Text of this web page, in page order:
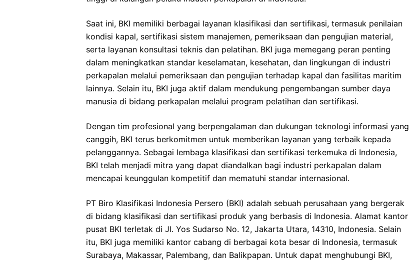
Saat ini, BKI memiliki berbagai layanan klasifikasi dan sertifikasi, termasuk penilaian
kondisi kapal, sertifikasi sistem manajemen, pemeriksaan dan pengujian material,
serta layanan konsultasi teknis dan pelatihan. BKI juga memegang peran penting
dalam meningkatkan standar keselamatan, kesehatan, dan lingkungan di industri
perkapalan melalui pemeriksaan dan pengujian terhadap kapal dan fasilitas maritim
lainnya. Selain itu, BKI juga aktif dalam mendukung pengembangan sumber daya
manusia di bidang perkapalan melalui program pelatihan dan sertifikasi.
Dengan tim profesional yang berpengalaman dan dukungan teknologi informasi yang
canggih, BKI terus berkomitmen untuk memberikan layanan yang terbaik kepada
pelanggannya. Sebagai lembaga klasifikasi dan sertifikasi terkemuka di Indonesia,
BKI telah menjadi mitra yang dapat diandalkan bagi industri perkapalan dalam
mencapai keunggulan kompetitif dan mematuhi standar internasional.
PT Biro Klasifikasi Indonesia Persero (BKI) adalah sebuah perusahaan yang bergerak
di bidang klasifikasi dan sertifikasi produk yang berbasis di Indonesia. Alamat kantor
pusat BKI terletak di Jl. Yos Sudarso No. 12, Jakarta Utara, 14310, Indonesia. Selain
itu, BKI juga memiliki kantor cabang di berbagai kota besar di Indonesia, termasuk
Surabaya, Makassar, Palembang, dan Balikpapan. Untuk dapat menghubungi BKI,